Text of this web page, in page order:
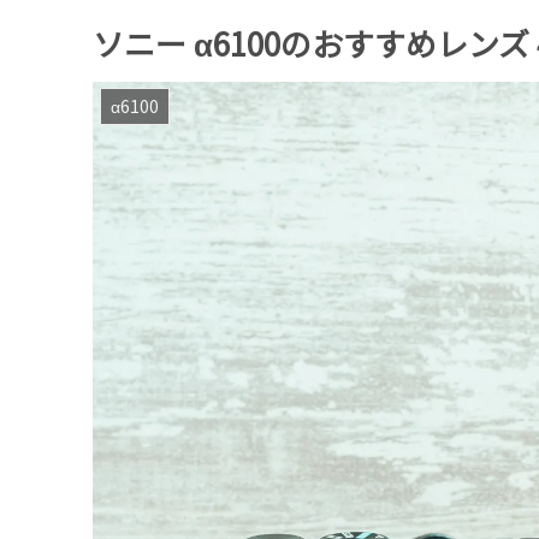
ソニー α6100のおすすめレンズ
α6100